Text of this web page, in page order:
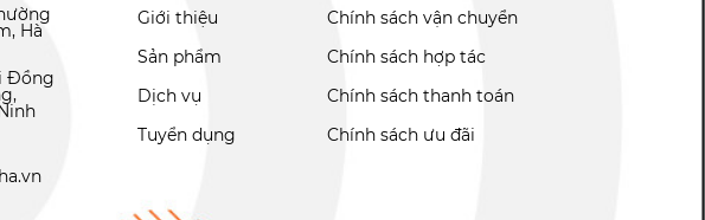
Hà
Đồng
Giới thiệu
Sản phẩm
Dịch vụ
Tuyển dụng
Chính sách vận chuyển
Chính sách hợp tác
Chính sách thanh toán
Chính sách ưu đãi